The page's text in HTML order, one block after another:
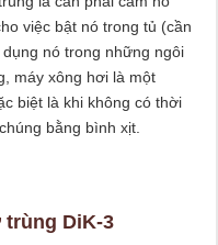
việc bật nó trong tủ (cần
nó trong những ngôi
máy xông hơi là một
biệt là khi không có thời
bằng bình xịt.
DiK-3